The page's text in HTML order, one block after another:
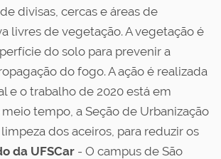
divisas, cercas e áreas de
livres de vegetação. A vegetação é
do solo para prevenir a
do fogo. A ação é realizada
e o trabalho de 2020 está em
tempo, a Seção de Urbanização
dos aceiros, para reduzir os
da UFSCar - O campus de São